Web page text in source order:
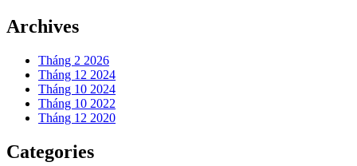
Archives
Tháng 2 2026
Tháng 12 2024
Tháng 10 2024
Tháng 10 2022
Tháng 12 2020
Categories